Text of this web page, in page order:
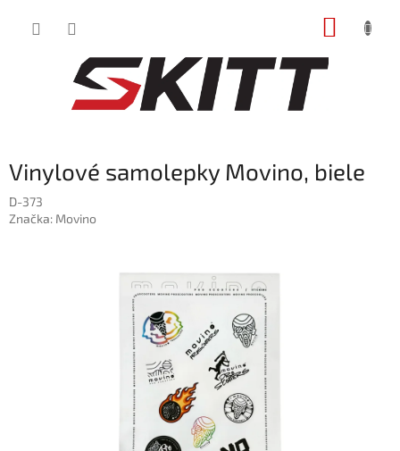
Vinylové samolepky Movino, biele
D-373
Značka: Movino